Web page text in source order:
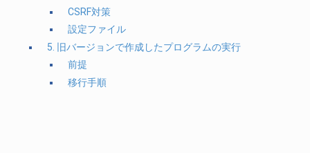
CSRF対策
設定ファイル
5. 旧バージョンで作成したプログラムの実行
前提
移行手順